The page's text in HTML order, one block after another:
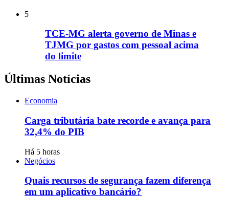
5
TCE-MG alerta governo de Minas e
TJMG por gastos com pessoal acima
do limite
Últimas Notícias
Economia
Carga tributária bate recorde e avança para
32,4% do PIB
Há 5 horas
Negócios
Quais recursos de segurança fazem diferença
em um aplicativo bancário?